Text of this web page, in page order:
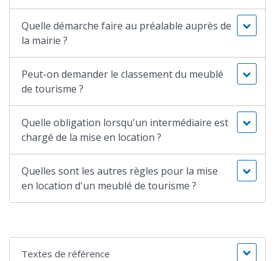
Quelle démarche faire au préalable auprès de
la mairie ?
Peut-on demander le classement du meublé
de tourisme ?
Quelle obligation lorsqu'un intermédiaire est
chargé de la mise en location ?
Quelles sont les autres règles pour la mise
en location d'un meublé de tourisme ?
Textes de référence